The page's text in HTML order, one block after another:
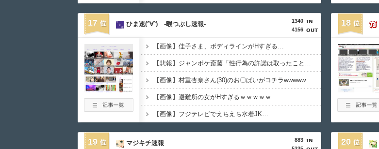
17
1340
4156
ひま速(°∀°) -暇つぶし速報-
【画像】佳子さま、ボディラインがHすぎる…
【悲報】ジャンポケ斎藤「性行為の許諾は取ったことありません」
【画像】村重杏奈さん(30)のお〇ぱいがコチラwwwwwwwwwwww
【画像】避難所の女がHすぎるｗｗｗｗｗ
【画像】フジテレビでえちえち水着JK…
18
19
883
マジキチ速報 20